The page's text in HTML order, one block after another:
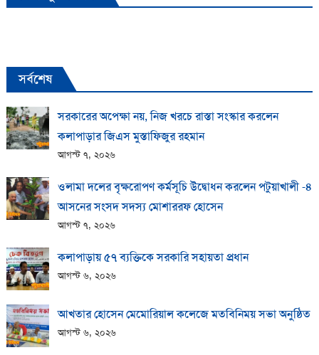
সর্বশেষ
সরকারের অপেক্ষা নয়, নিজ খরচে রাস্তা সংস্কার করলেন
কলাপাড়ার জিএস মুস্তাফিজুর রহমান
আগস্ট ৭, ২০২৬
ওলামা দলের বৃক্ষরোপণ কর্মসূচি উদ্বোধন করলেন পটুয়াখালী -৪
আসনের সংসদ সদস্য মোশাররফ হোসেন
আগস্ট ৭, ২০২৬
কলাপাড়ায় ​৫৭ ব্যক্তিকে সরকারি সহায়তা প্রধান
আগস্ট ৬, ২০২৬
আখতার হোসেন মেমোরিয়াল কলেজে মতবিনিময় সভা অনুষ্ঠিত
আগস্ট ৬, ২০২৬